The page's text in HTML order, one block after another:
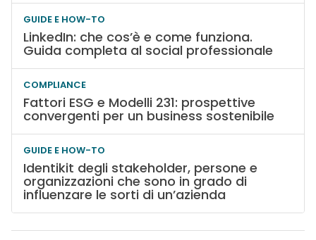
GUIDE E HOW-TO
LinkedIn: che cos’è e come funziona.
Guida completa al social professionale
COMPLIANCE
Fattori ESG e Modelli 231: prospettive
convergenti per un business sostenibile
GUIDE E HOW-TO
Identikit degli stakeholder, persone e
organizzazioni che sono in grado di
influenzare le sorti di un’azienda